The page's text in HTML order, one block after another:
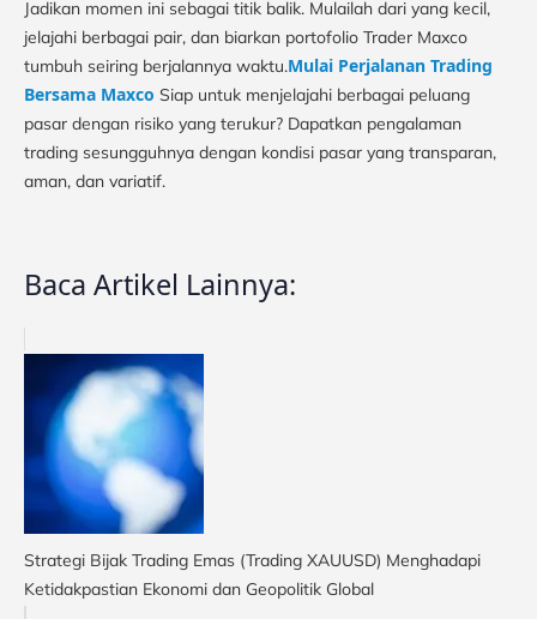
Jadikan momen ini sebagai titik balik. Mulailah dari yang kecil,
jelajahi berbagai pair, dan biarkan portofolio Trader Maxco
tumbuh seiring berjalannya waktu.Mulai Perjalanan Trading
Bersama Maxco Siap untuk menjelajahi berbagai peluang
pasar dengan risiko yang terukur? Dapatkan pengalaman
trading sesungguhnya dengan kondisi pasar yang transparan,
aman, dan variatif.
Baca Artikel Lainnya:
Strategi Bijak Trading Emas (Trading XAUUSD) Menghadapi
Ketidakpastian Ekonomi dan Geopolitik Global